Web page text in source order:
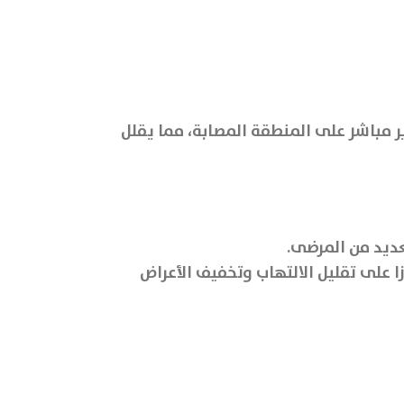
مباشر على المنطقة المصابة، مما يقلل
من المرضى.
على تقليل الالتهاب وتخفيف الأعراض